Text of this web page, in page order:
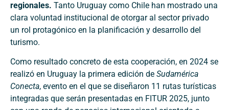
regionales. Tanto Uruguay como Chile han mostrado una
clara voluntad institucional de otorgar al sector privado
un rol protagónico en la planificación y desarrollo del
turismo.
Como resultado concreto de esta cooperación, en 2024 se
realizó en Uruguay la primera edición de Sudamérica
Conecta, evento en el que se diseñaron 11 rutas turísticas
integradas que serán presentadas en FITUR 2025, junto